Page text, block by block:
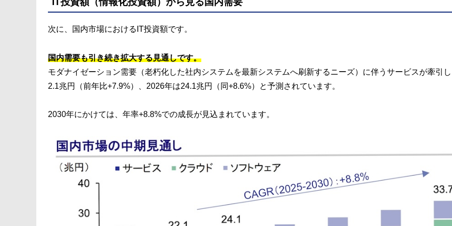
次に、国内市場におけるIT投資額です。
国内需要も引き続き拡大する見通しです。
モダナイゼーション需要（老朽化した社内システムを最新システムへ刷新するニーズ）に伴うサービスが牽引
2.1兆円（前年比+7.9%）、2026年は24.1兆円（同+8.6%）と予測されています。
2030年にかけては、年率+8.8%での成長が見込まれています。